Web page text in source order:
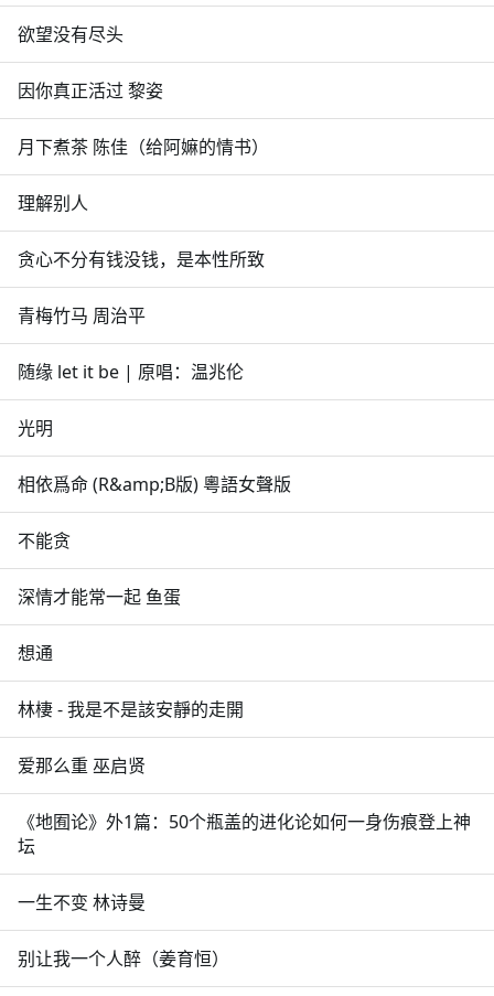
欲望没有尽头
因你真正活过 黎姿
月下煮茶 陈佳（给阿嫲的情书）
理解别人
贪心不分有钱没钱，是本性所致
青梅竹马 周治平
随缘 let it be | 原唱：温兆伦
光明
相依爲命 (R&amp;B版) 粵語女聲版
不能贪
深情才能常一起 鱼蛋
想通
林棲 - 我是不是該安靜的走開
爱那么重 巫启贤
《地囿论》外1篇：50个瓶盖的进化论如何一身伤痕登上神
坛
一生不变 林诗曼
别让我一个人醉（姜育恒）